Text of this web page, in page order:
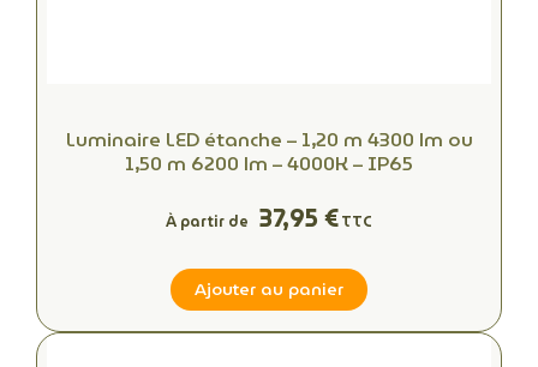
Luminaire LED étanche – 1,20 m 4300 lm ou
1,50 m 6200 lm – 4000K – IP65
À partir de 37,95 €TTC
Ajouter au panier